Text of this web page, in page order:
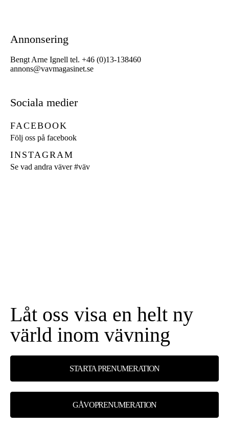
Annonsering
Bengt Arne Ignell tel. +46 (0)13-138460
annons@vavmagasinet.se
Sociala medier
FACEBOOK
Följ oss på facebook
INSTAGRAM
Se vad andra väver#väv
Låt oss visa en helt ny
värld inom vävning
STARTA PRENUMERATION
GÅVOPRENUMERATION